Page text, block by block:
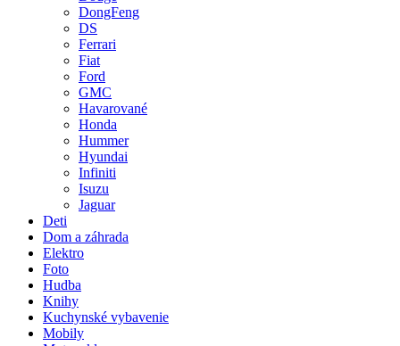
DongFeng
DS
Ferrari
Fiat
Ford
GMC
Havarované
Honda
Hummer
Hyundai
Infiniti
Isuzu
Jaguar
Deti
Dom a záhrada
Elektro
Foto
Hudba
Knihy
Kuchynské vybavenie
Mobily